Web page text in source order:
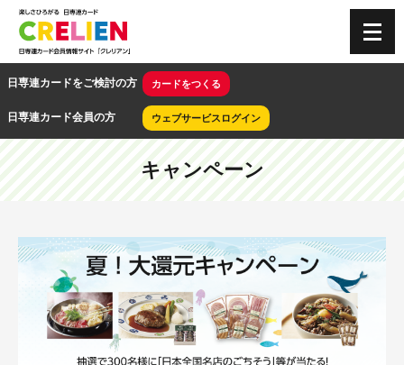
CRELIEN |
日専連カードをご検討の方 カードをつくる
日専連カード会員の方 ウェブサービスログイン
キャンペーン